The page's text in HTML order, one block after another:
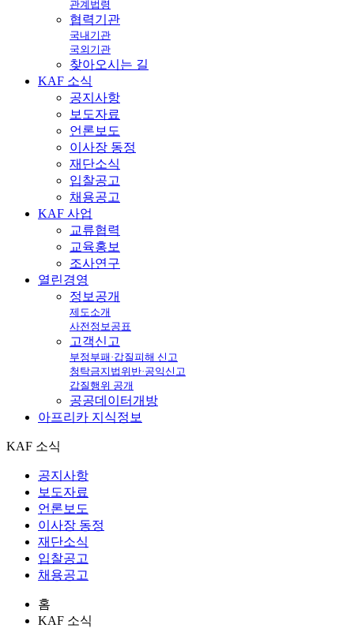
관계법령
협력기관
국내기관
국외기관
찾아오시는 길
KAF 소식
공지사항
보도자료
언론보도
이사장 동정
재단소식
입찰공고
채용공고
KAF 사업
교류협력
교육홍보
조사연구
열린경영
정보공개
제도소개
사전정보공표
고객신고
부정부패·갑질피해 신고
청탁금지법위반·공익신고
갑질행위 공개
공공데이터개방
아프리카 지식정보
KAF 소식
공지사항
보도자료
언론보도
이사장 동정
재단소식
입찰공고
채용공고
홈
KAF 소식